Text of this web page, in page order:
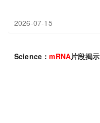
2026-07-15
Science：mRNA片段揭